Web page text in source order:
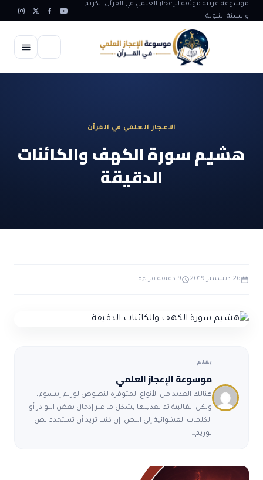
موسوعة عربية موثقة للإعجاز العلمي في القرآن الكريم
والسنة النبوية
الاعجاز الغيبي في القرآن
الاعجاز في علوم الفلك والفضاء
الاعجاز البياني و اللغوي في القرآن
الاعجاز التشريعي في القرآن
آيات الله في جسم الانسان
حول القراّن
تواصل معنا
الاعجاز العلمي في القرآن
هشيم سورة الكهف والكائنات
الدقيقة
26 ديسمبر 2019 9 دقيقة قراءة
بقلم
موسوعة الإعجاز العلمي
هنالك العديد من الأنواع المتوفرة لنصوص لوريم إيبسوم،
ولكن الغالبية تم تعديلها بشكل ما عبر إدخال بعض النوادر أو
الكلمات العشوائية إلى النص. إن كنت تريد أن تستخدم نص
لوريم…